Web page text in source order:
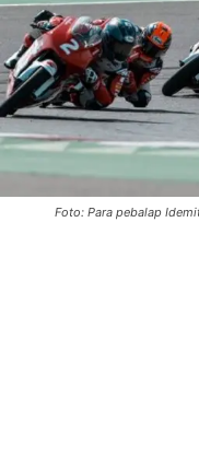
Foto: Para pebalap